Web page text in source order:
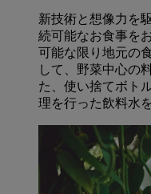
新技術と想像力を
続可能なお食事を
可能な限り地元の
して、野菜中心の
た、使い捨てボト
理を行った飲料水